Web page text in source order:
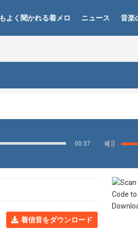
よく聞かれる着メロ ニュース 音楽
00:37
着信音をダウンロード